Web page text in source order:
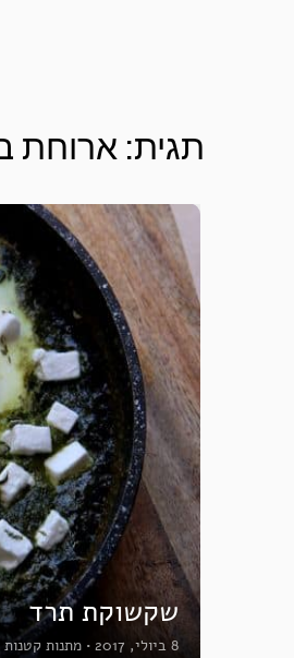
תגית: ארוחת
שקשוקת תרד
8 ביולי, 2017 • מתנות קטנות